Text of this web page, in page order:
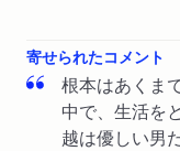
寄せられたコメント
根本はあくま
中で、生活を
越は優しい男